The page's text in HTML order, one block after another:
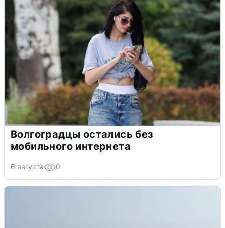
Волгоградцы остались без
мобильного интернета
6 августа 0